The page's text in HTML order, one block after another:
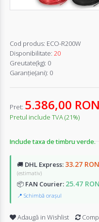
Cod produs: ECO-R200W
Disponibilitate: 20
Greutate(kg): 0
Garanţie(ani): 0
Pret: 5.386,00 RON
Pretul include TVA (21%)
Include taxa de timbru verde.
🚚 DHL Express: 33.27 RON
(estimativ)
📦 FAN Courier: 25.47 RON
📍 Schimbă orașul
Adaugă in Wishlist